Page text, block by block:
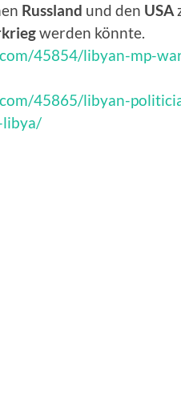
Russland und den USA
werden könnte.
45854/libyan-mp-
45865/libyan-
libya/